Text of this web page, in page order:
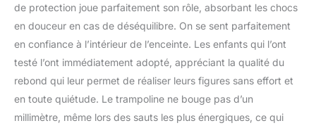
de protection joue parfaitement son rôle, absorbant les chocs
en douceur en cas de déséquilibre. On se sent parfaitement
en confiance à l’intérieur de l’enceinte. Les enfants qui l’ont
testé l’ont immédiatement adopté, appréciant la qualité du
rebond qui leur permet de réaliser leurs figures sans effort et
en toute quiétude. Le trampoline ne bouge pas d’un
millimètre, même lors des sauts les plus énergiques, ce qui